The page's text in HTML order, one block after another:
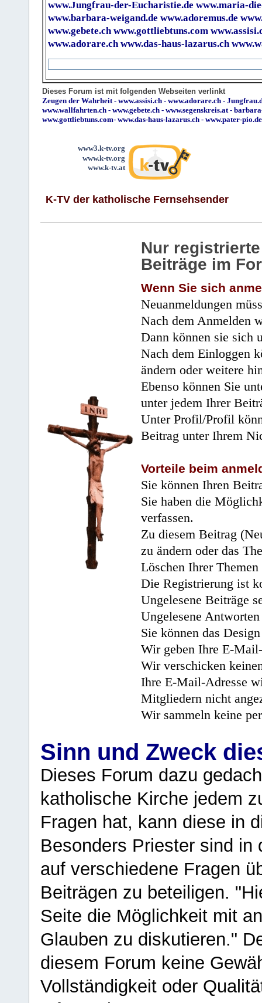
www.Jungfrau-der-Eucharistie.de www.maria-
www.barbara-weigand.de www.adoremus.de
www.gebete.ch www.gottliebtuns.com
www.adorare.ch www.das-haus-lazarus.ch
Dieses Forum ist mit folgenden Webseiten verlinkt
Zeugen der Wahrheit - www.assisi.ch - www.adorare.ch -
www.wallfahrten.ch - www.gebete.ch - www.segenskreis.at -
www.gottliebtuns.com- www.das-haus-lazarus.ch - www.pater-pio.de
www3.k-tv.org
www.k-tv.org
www.k-tv.at
K-TV der katholische Fernsehsender
Nur
Beiträge im
Wenn Sie sich
Neuanmeldungen
Nach dem Anmelden
Dann können sie sich
Nach dem Einloggen
ändern oder weitere
Ebenso können Sie
unter jedem Ihrer
Unter Profil/Profil
Beitrag unter Ihrem
Vorteile beim
Sie können Ihren
Sie haben die
verfassen.
Zu diesem Beitrag
zu ändern oder das
Löschen Ihrer
Die Registrierung ist
Ungelesene Beiträge
Ungelesene
Sie können das
Wir geben Ihre E-
Wir verschicken
Ihre E-Mail-Adresse
Mitgliedern nicht
Wir sammeln keine
Sinn und Zweck
Dieses Forum dazu
katholische Kirche jedem
Fragen hat, kann diese in
Besonders Priester sind in
auf verschiedene Fragen
Beiträgen zu beteiligen.
Seite die Möglichkeit mit
Glauben zu diskutieren."
diesem Forum keine
Vollständigkeit oder